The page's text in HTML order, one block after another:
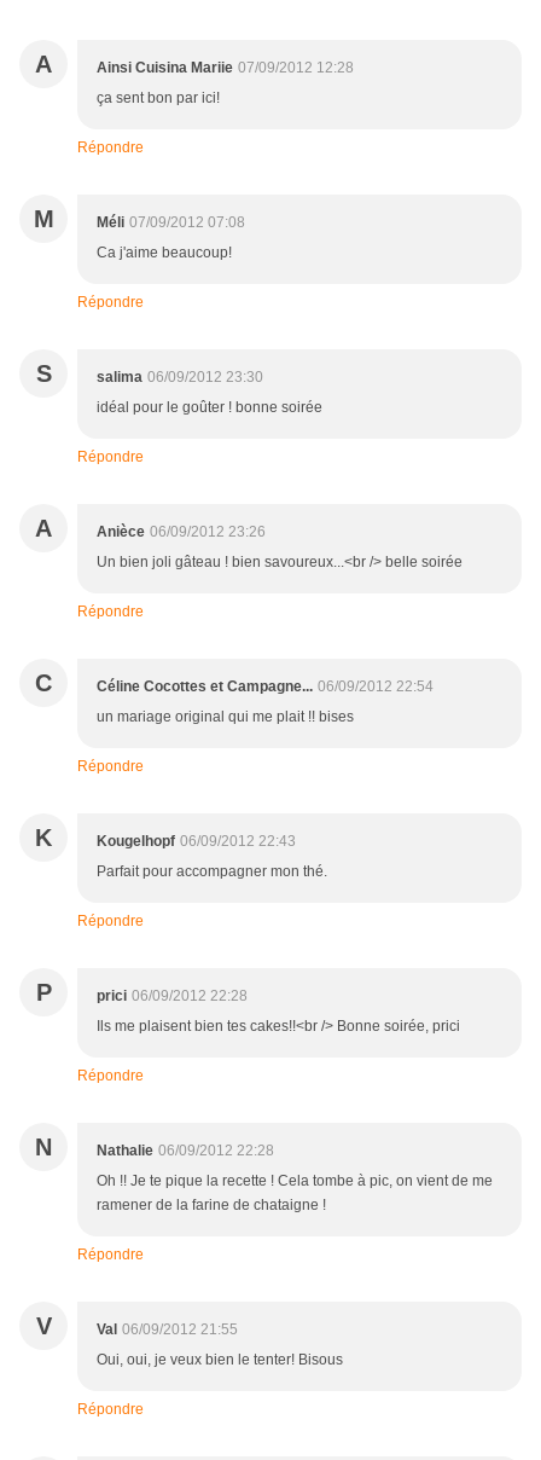
A Ainsi Cuisina Mariie 07/09/2012 12:28
ça sent bon par ici!
Répondre
M Méli 07/09/2012 07:08
Ca j'aime beaucoup!
Répondre
S salima 06/09/2012 23:30
idéal pour le goûter ! bonne soirée
Répondre
A Anièce 06/09/2012 23:26
Un bien joli gâteau ! bien savoureux...<br /> belle soirée
Répondre
C Céline Cocottes et Campagne... 06/09/2012 22:54
un mariage original qui me plait !! bises
Répondre
K Kougelhopf 06/09/2012 22:43
Parfait pour accompagner mon thé.
Répondre
P prici 06/09/2012 22:28
Ils me plaisent bien tes cakes!!<br /> Bonne soirée, prici
Répondre
N Nathalie 06/09/2012 22:28
Oh !! Je te pique la recette ! Cela tombe à pic, on vient de me
ramener de la farine de chataigne !
Répondre
V Val 06/09/2012 21:55
Oui, oui, je veux bien le tenter! Bisous
Répondre